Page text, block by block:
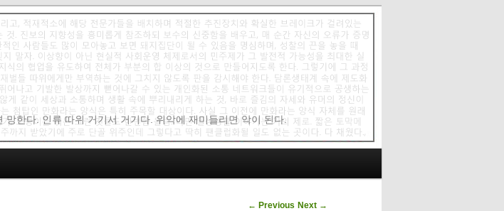
한다. 인류 따위 거기서 거기다. 위악에 재미들리면 악이 된다.
Post navigation
← Previous Next →